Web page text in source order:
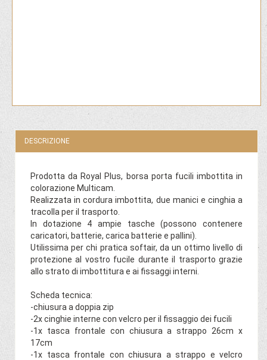
DESCRIZIONE
Prodotta da Royal Plus, borsa porta fucili imbottita in
colorazione Multicam.
Realizzata in cordura imbottita, due manici e cinghia a
tracolla per il trasporto.
In dotazione 4 ampie tasche (possono contenere
caricatori, batterie, carica batterie e pallini).
Utilissima per chi pratica softair, da un ottimo livello di
protezione al vostro fucile durante il trasporto grazie
allo strato di imbottitura e ai fissaggi interni.
Scheda tecnica:
-chiusura a doppia zip
-2x cinghie interne con velcro per il fissaggio dei fucili
-1x tasca frontale con chiusura a strappo 26cm x
17cm
-1x tasca frontale con chiusura a strappo e velcro